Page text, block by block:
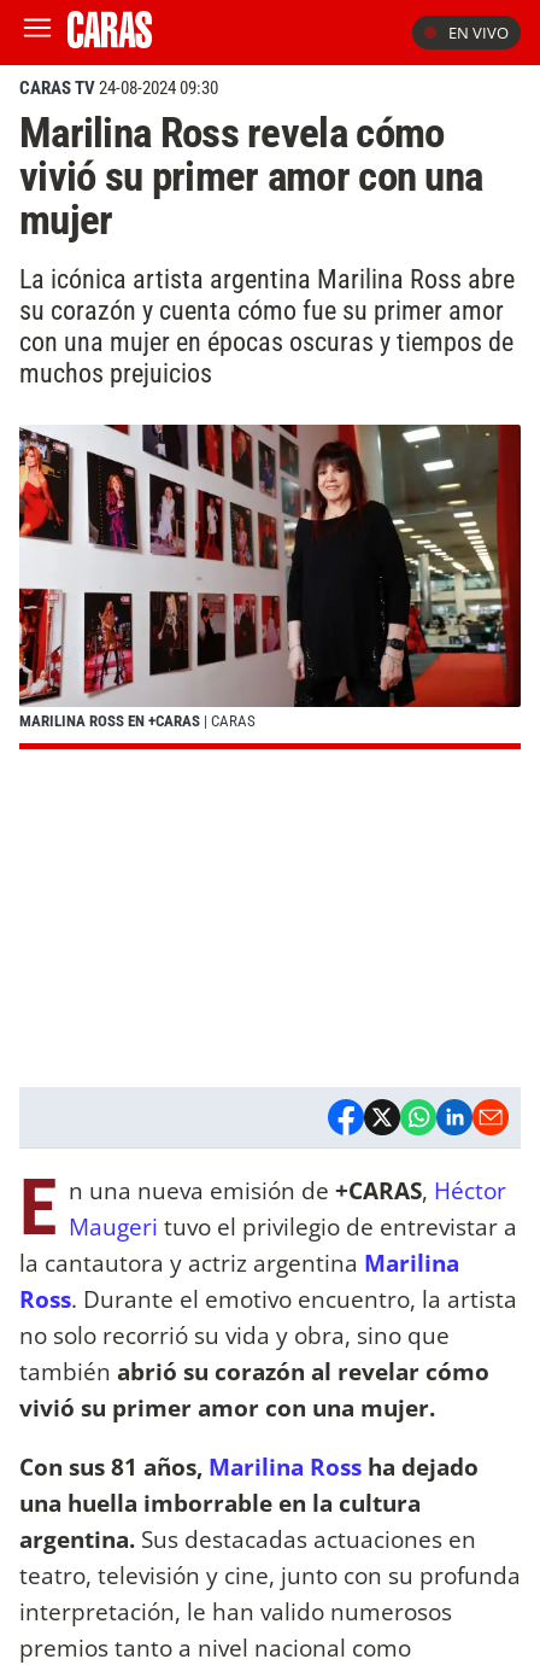
EN VIVO
CARAS TV24-08-2024 09:30
Marilina Ross revela cómo
vivió su primer amor con una
mujer
La icónica artista argentina Marilina Ross abre
su corazón y cuenta cómo fue su primer amor
con una mujer en épocas oscuras y tiempos de
muchos prejuicios
MARILINA ROSS EN +CARAS | CARAS
E n una nueva emisión de +CARAS, Héctor
Maugeri tuvo el privilegio de entrevistar a
la cantautora y actriz argentina Marilina
Ross. Durante el emotivo encuentro, la artista
no solo recorrió su vida y obra, sino que
también abrió su corazón al revelar cómo
vivió su primer amor con una mujer.
Con sus 81 años, Marilina Ross ha dejado
una huella imborrable en la cultura
argentina. Sus destacadas actuaciones en
teatro, televisión y cine, junto con su profunda
interpretación, le han valido numerosos
premios tanto a nivel nacional como